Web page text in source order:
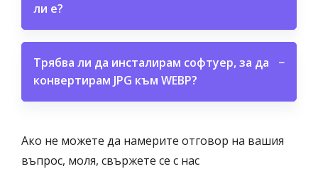
ли е?
Трябва ли да инсталирам софтуер, за да
конвертирам JPG към WEBP?
−
Ако не можете да намерите отговор на вашия
въпрос, моля, свържете се с нас